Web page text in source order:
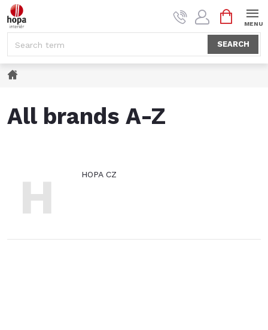
Skip
to
SEARCH
CART
All brands A-Z
H HOPA CZ